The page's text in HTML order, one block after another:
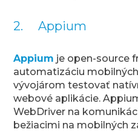
2. Appium
Appium je open-source
automatizáciu
vývojárom testovať
webové aplikácie.
WebDriver na
bežiacimi na mobilných